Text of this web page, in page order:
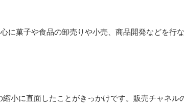
に菓子や食品の卸売りや小売、商品開発などを
小に直面したことがきっかけです。販売チャネ